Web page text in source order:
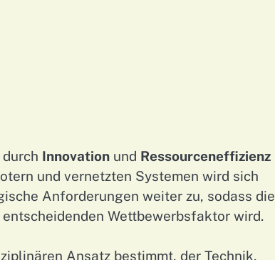
Innovation und Ressourceneffizienz
und vernetzten Systemen wird sich
Anforderungen weiter zu, sodass die
Wettbewerbsfaktor wird.
Ansatz bestimmt, der Technik,